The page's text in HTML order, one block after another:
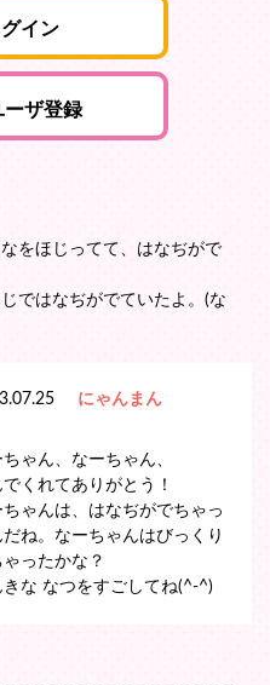
グイン
ーザ登録
をほじってて、はなぢがで
ではなぢがでていたよ。(な
にゃんまん
ゃん、なーちゃん、
でくれてありがとう！
ちゃんは、はなぢがでちゃっ
だね。なーちゃんはびっくり
ゃったかな？
きな なつをすごしてね(^-^)